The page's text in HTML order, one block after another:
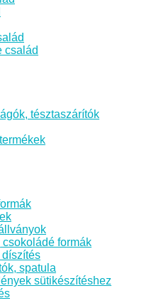
család
tésztaszárítók
csokoládé formák
díszítés
spatula
sütikészítéshez